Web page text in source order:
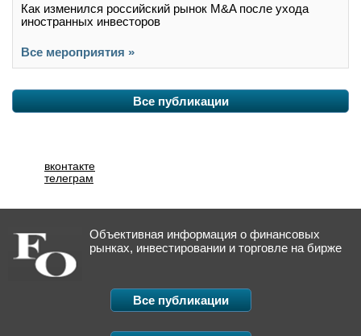
Как изменился российский рынок M&A после ухода
иностранных инвесторов
Все мероприятия »
Все публикации
вконтакте
телеграм
Объективная информация о финансовых
рынках, инвестировании и торговле на бирже
Все публикации